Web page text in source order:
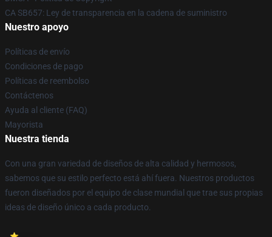
CA SB657: Ley de transparencia en la cadena de suministro
Nuestro apoyo
Políticas de envío
Condiciones de pago
Políticas de reembolso
Contáctenos
Ayuda al cliente (FAQ)
Mayorista
Nuestra tienda
Con una gran variedad de diseños de alta calidad y hermosos,
sabemos que su estilo perfecto está ahí fuera. Nuestros productos
fueron diseñados por el equipo de clase mundial que trae sus propias
ideas de diseño único a cada producto.